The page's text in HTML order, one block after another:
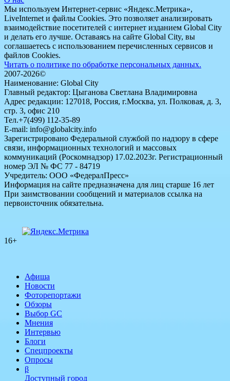
Мы используем Интернет-сервис «Яндекс.Метрика»,
LiveInternet и файлы Cookies. Это позволяет анализировать
взаимодействие посетителей с интернет изданием Global City
и делать его лучше. Оставаясь на сайте Global City, вы
соглашаетесь с использованием перечисленных сервисов и
файлов Cookies.
Читать о политике по обработке персональных данных.
2007-2026©
Наименование: Global City
Главный редактор: Цыганова Светлана Владимировна
Адрес редакции: 127018, Россия, г.Москва, ул. Полковая, д. 3,
стр. 3, офис 210
Тел.+7(499) 112-35-89
E-mail: info@globalcity.info
Зарегистрировано Федеральной службой по надзору в сфере
связи, информационных технологий и массовых
коммуникаций (Роскомнадзор) 17.02.2023г. Регистрационный
номер ЭЛ № ФС 77 - 84719
Учредитель: ООО «ФедералПресс»
Информация на сайте предназначена для лиц старше 16 лет
При заимствовании сообщений и материалов ссылка на
первоисточник обязательна.
16+
Афиша
Новости
Фоторепортажи
Обзоры
Выбор GC
Мнения
Интервью
Блоги
Спецпроекты
Опросы
β
Доступный город